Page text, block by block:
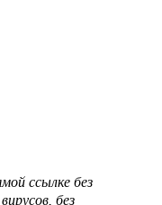
ссылке без
без